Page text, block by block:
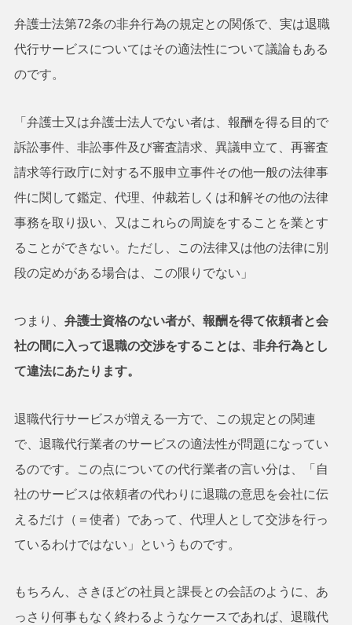
弁護士法第72条の非弁行為の規定との関係で、実は退職
代行サービスについてはその適法性について議論もある
のです。
「弁護士又は弁護士法人でない者は、報酬を得る目的で
訴訟事件、非訟事件及び審査請求、異議申立て、再審査
請求等行政庁に対する不服申立事件その他一般の法律事
件に関して鑑定、代理、仲裁若しくは和解その他の法律
事務を取り扱い、又はこれらの周旋をすることを業とす
ることができない。ただし、この法律又は他の法律に別
段の定めがある場合は、この限りでない」
つまり、 弁護士資格のない者が、報酬を得て依頼者と会
社の間に入って退職の交渉をすることは、非弁行為とし
て違法にあたります。
退職代行サービスが増える一方で、この規定との関連
で、退職代行業者のサービスの適法性が問題になってい
るのです。この点についての代行業者の言い分は、「自
社のサービスは依頼者の代わりに退職の意思を会社に伝
えるだけ（＝使者）であって、代理人として交渉を行っ
ているわけではない」というものです。
もちろん、さきほどの社員と課長との会話のように、あ
っさり何事もなく終わるようなケースであれば、退職代